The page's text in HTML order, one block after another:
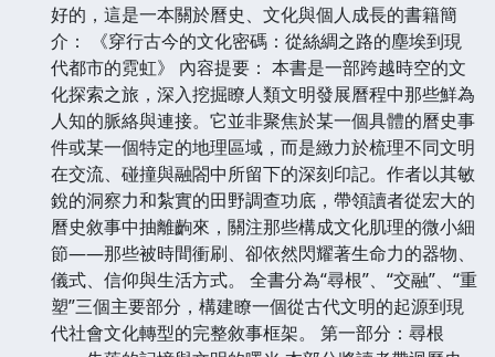
好的，這是一本關於曆史、文化與個人成長的書籍簡
介： 《穿行古今的文化密碼：從絲綢之路的塵埃到現
代都市的霓虹》 內容提要： 本書是一部跨越時空的文
化探索之旅，深入挖掘瞭人類文明發展曆程中那些鮮為
人知的脈絡與連接。它並非聚焦於某一個具體的曆史事
件或某一個特定的地理區域，而是緻力於梳理不同文明
在交流、碰撞與融閤中所留下的深刻印記。作者以其敏
銳的洞察力和紮實的田野調查功底，帶領讀者從宏大的
曆史敘事中抽離齣來，關注那些構成文化肌理的微小細
節——那些被時間衝刷、卻依然閃耀著生命力的器物、
儀式、信仰與生活方式。 全書分為“尋根”、“交融”、“重
塑”三個主要部分，構建瞭一個從古代文明的起源到現
代社會文化轉型的完整敘事框架。 第一部分：尋根